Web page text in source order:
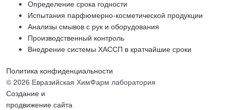
Определение срока годности
Испытания парфюмерно-косметической продукции
Анализы смывов с рук и оборудования
Производственный контроль
Внедрение системы ХАССП в кратчайшие сроки
Политика конфиденциальности
© 2026 Евразийская ХимФарм лаборатория
Создание и
продвижение сайта